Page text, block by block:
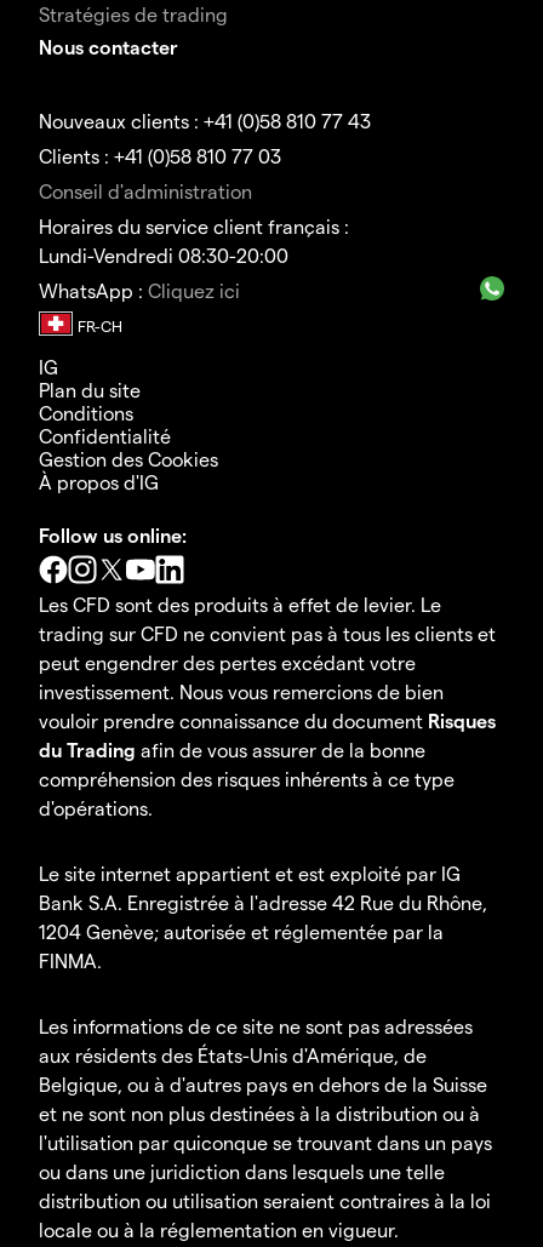
Stratégies de trading
Nous contacter
Nouveaux clients : +41 (0)58 810 77 43
Clients : +41 (0)58 810 77 03
Conseil d'administration
Horaires du service client français :
Lundi-Vendredi 08:30-20:00
WhatsApp : Cliquez ici
IG
Plan du site
Conditions
Confidentialité
Gestion des Cookies
À propos d'IG
Follow us online:
Les CFD sont des produits à effet de levier. Le
trading sur CFD ne convient pas à tous les clients et
peut engendrer des pertes excédant votre
investissement. Nous vous remercions de bien
vouloir prendre connaissance du document Risques
du Trading afin de vous assurer de la bonne
compréhension des risques inhérents à ce type
d'opérations.
Le site internet appartient et est exploité par IG
Bank S.A. Enregistrée à l'adresse 42 Rue du Rhône,
1204 Genève; autorisée et réglementée par la
FINMA.
Les informations de ce site ne sont pas adressées
aux résidents des États-Unis d'Amérique, de
Belgique, ou à d'autres pays en dehors de la Suisse
et ne sont non plus destinées à la distribution ou à
l'utilisation par quiconque se trouvant dans un pays
ou dans une juridiction dans lesquels une telle
distribution ou utilisation seraient contraires à la loi
locale ou à la réglementation en vigueur.